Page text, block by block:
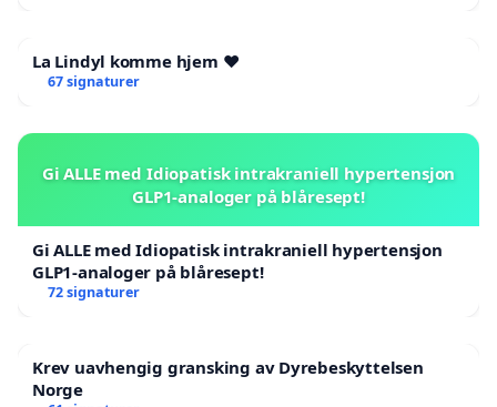
La Lindyl komme hjem ❤️
67 signaturer
Gi ALLE med Idiopatisk intrakraniell hypertensjon
GLP1-analoger på blåresept!
Gi ALLE med Idiopatisk intrakraniell hypertensjon
GLP1-analoger på blåresept!
72 signaturer
Krev uavhengig gransking av Dyrebeskyttelsen
Norge